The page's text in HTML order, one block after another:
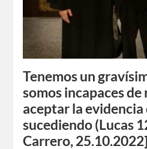
Tenemos un
somos incapaces
aceptar la evidencia
sucediendo (Lucas
Carrero, 25.10.2022]